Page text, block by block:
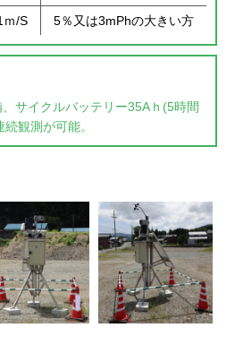
ｍ/S 5％又は3mPhの大きい方
サイクルバッテリー35Aｈ(5時間
観測が可能。